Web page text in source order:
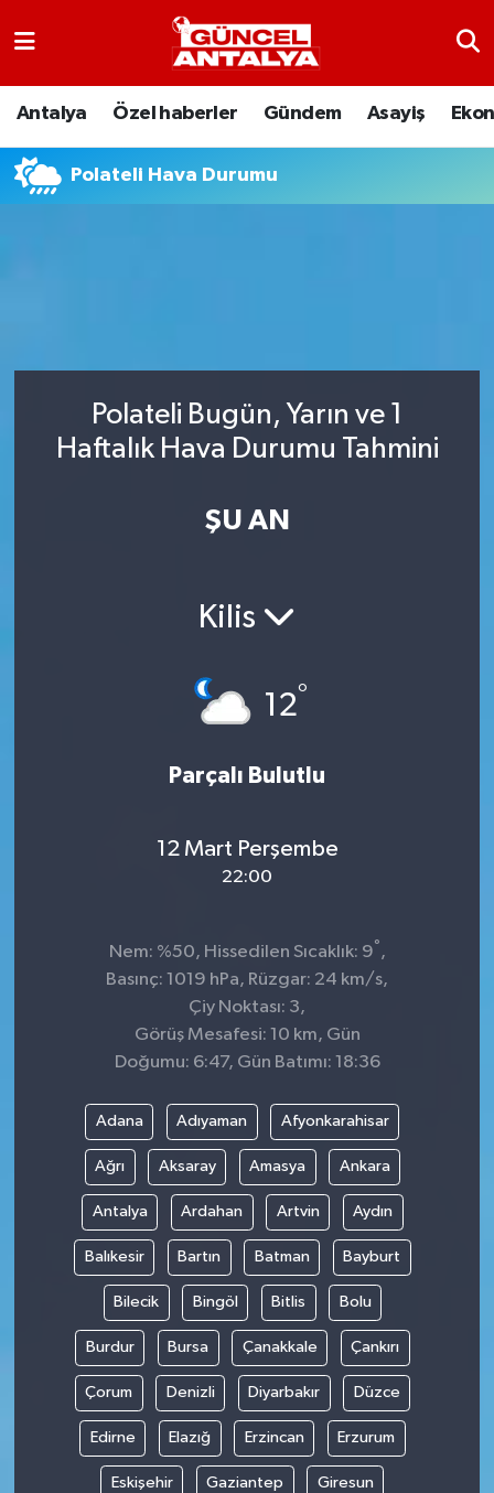
Antalya Özel haberler Gündem Asayiş
Polateli Hava Durumu
Polateli Bugün, Yarın ve 1
Haftalık Hava Durumu Tahmini
ŞU AN
Kilis
12°
Parçalı Bulutlu
12 Mart Perşembe
22:00
Nem: %50, Hissedilen Sıcaklık: 9° ,
Basınç: 1019 hPa, Rüzgar: 24 km/s,
Çiy Noktası: 3,
Görüş Mesafesi: 10 km, Gün
Doğumu: 6:47, Gün Batımı: 18:36
Adana Adıyaman Afyonkarahisar
Ağrı Aksaray Amasya Ankara
Antalya Ardahan Artvin Aydın
Balıkesir Bartın Batman Bayburt
Bilecik Bingöl Bitlis Bolu
Burdur Bursa Çanakkale Çankırı
Çorum Denizli Diyarbakır Düzce
Edirne Elazığ Erzincan Erzurum
Eskişehir Gaziantep Giresun
Antalya
Ekonomi
Nöbetçi Eczaneler
Son Dakika Haberleri